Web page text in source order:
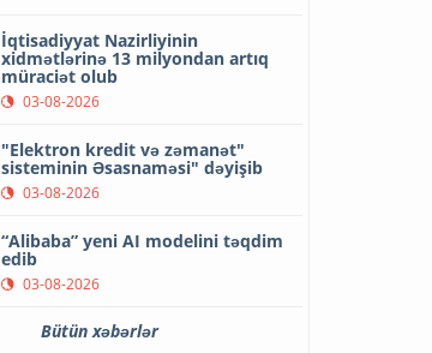
İqtisadiyyat Nazirliyinin
xidmətlərinə 13 milyondan artıq
müraciət olub
03-08-2026
"Elektron kredit və zəmanət"
sisteminin Əsasnaməsi" dəyişib
03-08-2026
“Alibaba” yeni AI modelini təqdim
edib
03-08-2026
Bütün xəbərlər